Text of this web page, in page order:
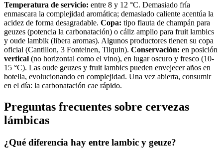
Temperatura de servicio: entre 8 y 12 °C. Demasiado fría
enmascara la complejidad aromática; demasiado caliente acentúa la
acidez de forma desagradable. Copa: tipo flauta de champán para
geuzes (potencia la carbonatación) o cáliz amplio para fruit lambics
y oude lambik (libera aromas). Algunos productores tienen su copa
oficial (Cantillon, 3 Fonteinen, Tilquin). Conservación: en posición
vertical (no horizontal como el vino), en lugar oscuro y fresco (10-
15 °C). Las oude geuzes y fruit lambics pueden envejecer años en
botella, evolucionando en complejidad. Una vez abierta, consumir
en el día: la carbonatación cae rápido.
Preguntas frecuentes sobre cervezas
lámbicas
¿Qué diferencia hay entre lambic y geuze?